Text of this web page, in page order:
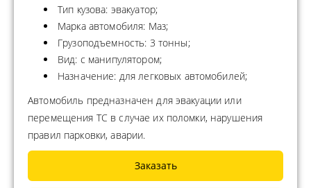
Тип кузова: эвакуатор;
Марка автомобиля: Маз;
Грузоподъемность: 3 тонны;
Вид: с манипулятором;
Назначение: для легковых автомобилей;
Автомобиль предназначен для эвакуации или
перемещения ТС в случае их поломки, нарушения
правил парковки, аварии.
Заказать